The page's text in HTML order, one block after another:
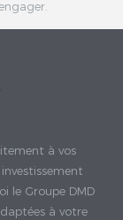
à vos
le Groupe DMD
à votre